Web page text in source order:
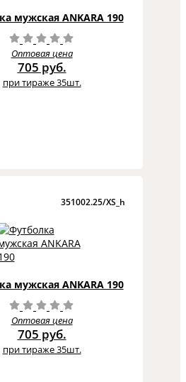
мужская ANKARA 190
Оптовая цена
705 руб.
при тираже 35шт.
351002.25/XS_h
мужская ANKARA 190
Оптовая цена
705 руб.
при тираже 35шт.